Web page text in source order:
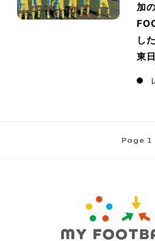
加
し
東
Page 1